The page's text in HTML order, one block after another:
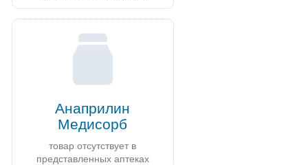
Анаприлин
Медисорб
товар отсутствует в
представленных аптеках